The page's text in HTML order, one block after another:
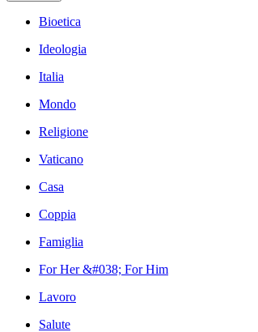
Bioetica
Ideologia
Italia
Mondo
Religione
Vaticano
Casa
Coppia
Famiglia
For Her &#038; For Him
Lavoro
Salute